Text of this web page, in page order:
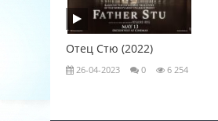
Отец Стю (2022)
26-04-2023 0 6 254